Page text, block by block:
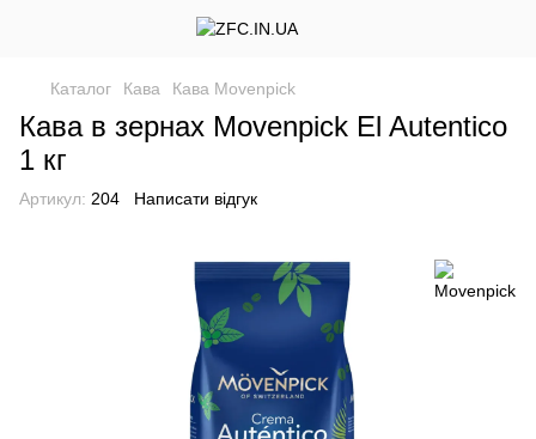
Каталог Кава Кава Movenpick
Кава в зернах Movenpick El Autentico
1 кг
Артикул: 204 Написати відгук